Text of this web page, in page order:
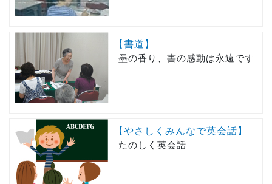
【書道】
墨の香り、書の感動は永遠です
【やさしくみんなで英会話】
たのしく英会話